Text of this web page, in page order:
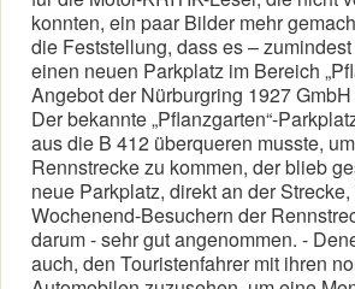
konnten, ein paar Bilder mehr
die Feststellung, dass es –
einen neuen Parkplatz im Bereich
Angebot der Nürburgring 1927
Der bekannte „Pflanzgarten“-
aus die B 412 überqueren musste,
Rennstrecke zu kommen, der blieb
neue Parkplatz, direkt an der
Wochenend-Besuchern der
darum - sehr gut angenommen. -
auch, den Touristenfahrer mit ihren